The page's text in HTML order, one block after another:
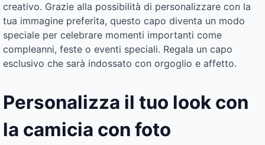
creativo. Grazie alla possibilità di personalizzare con la
tua immagine preferita, questo capo diventa un modo
speciale per celebrare momenti importanti come
compleanni, feste o eventi speciali. Regala un capo
esclusivo che sarà indossato con orgoglio e affetto.
Personalizza il tuo look con
la camicia con foto